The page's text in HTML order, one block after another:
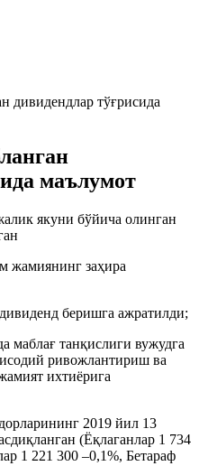
дивидендлар тўғрисида
маълумот
якуни бўйича олинган
жамиянинг заҳира
беришга ажратилди;
маблағ танқислиги вужудга
ривожлантириш ва
ихтиёрига
2019 йил 13
(Ёқлаганлар 1 734
1 221 300 –0,1%, Бетараф